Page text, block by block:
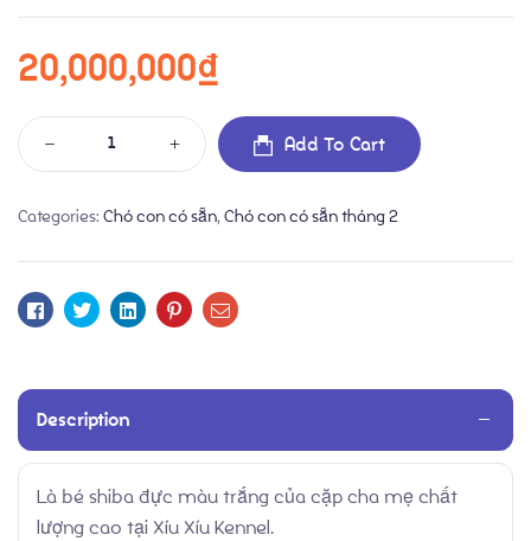
Chó con có sẵn
Giới thiệu về chó Shiba Inu
Dịch vụ phối giống
Blog
Thành Tích
20,000,000₫
Add To Cart
Categories: Chó con có sẵn, Chó con có sẵn tháng 2
Facebook
TwitterLinkedinPinterestEmail
Description
Là bé shiba đực màu trắng của cặp cha mẹ chất
lượng cao tại Xíu Xíu Kennel.